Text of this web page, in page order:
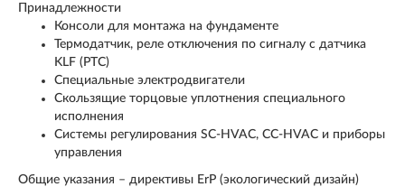
Принадлежности
Консоли для монтажа на фундаменте
Термодатчик, реле отключения по сигналу с датчика
KLF (PTC)
Специальные электродвигатели
Скользящие торцовые уплотнения специального
исполнения
Системы регулирования SC-HVAC, CC-HVAC и приборы
управления
Общие указания – директивы ErP (экологический дизайн)